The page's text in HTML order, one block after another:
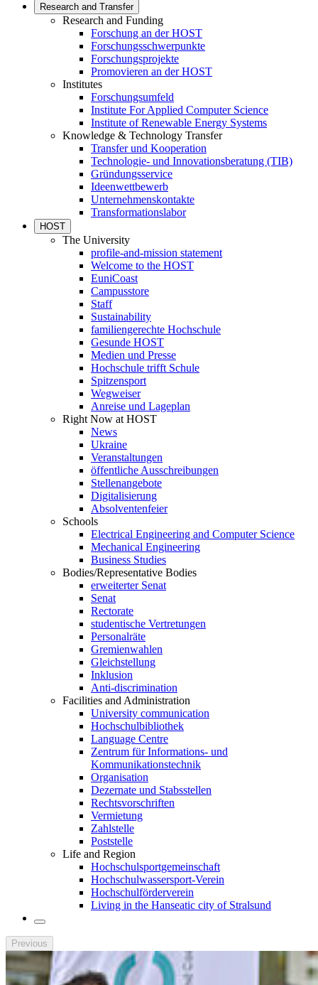
Research and Transfer
Research and Funding
Forschung an der HOST
Forschungsschwerpunkte
Forschungsprojekte
Promovieren an der HOST
Institutes
Forschungsumfeld
Institute For Applied Computer Science
Institute of Renewable Energy Systems
Knowledge & Technology Transfer
Transfer und Kooperation
Technologie- und Innovationsberatung (TIB)
Gründungsservice
Ideenwettbewerb
Unternehmenskontakte
Transformationslabor
HOST
The University
profile-and-mission statement
Welcome to the HOST
EuniCoast
Campusstore
Staff
Sustainability
familiengerechte Hochschule
Gesunde HOST
Medien und Presse
Hochschule trifft Schule
Spitzensport
Wegweiser
Anreise und Lageplan
Right Now at HOST
News
Ukraine
Veranstaltungen
öffentliche Ausschreibungen
Stellenangebote
Digitalisierung
Absolventenfeier
Schools
Electrical Engineering and Computer Science
Mechanical Engineering
Business Studies
Bodies/Representative Bodies
erweiterter Senat
Senat
Rectorate
studentische Vertretungen
Personalräte
Gremienwahlen
Gleichstellung
Inklusion
Anti-discrimination
Facilities and Administration
University communication
Hochschulbibliothek
Language Centre
Zentrum für Informations- und
Kommunikationstechnik
Organisation
Dezernate und Stabsstellen
Rechtsvorschriften
Vermietung
Zahlstelle
Poststelle
Life and Region
Hochschulsportgemeinschaft
Hochschulwassersport-Verein
Hochschulförderverein
Living in the Hanseatic city of Stralsund
Previous